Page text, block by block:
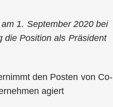
1. September 2020 bei
die Position als Präsident
den Posten von Co-
agiert